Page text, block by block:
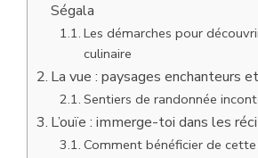
Ségala
Les démarches pour
culinaire
La vue : paysages enchanteurs
Sentiers de randonnée
L’ouïe : immerge-toi dans les
Comment bénéficier de